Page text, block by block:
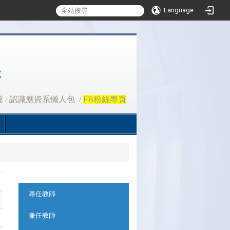
Language
/認識應資系懶人包 /FB粉絲專頁
專任教師
兼任教師